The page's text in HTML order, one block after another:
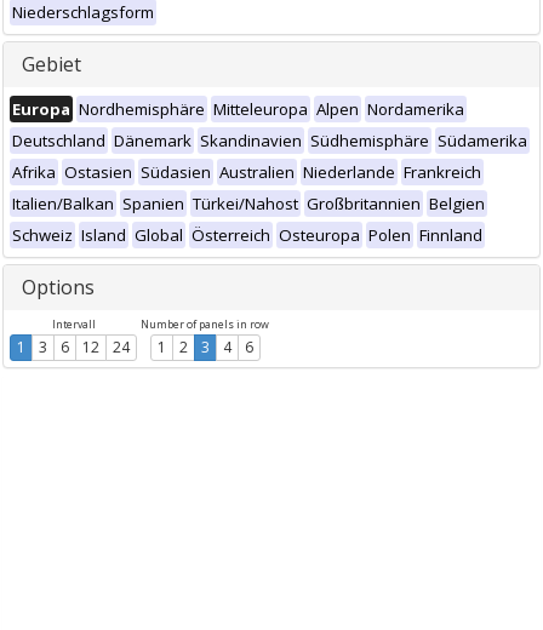
Niederschlagsform
Gebiet
Europa Nordhemisphäre Mitteleuropa Alpen Nordamerika
Deutschland Dänemark Skandinavien Südhemisphäre Südamerika
Afrika Ostasien Südasien Australien Niederlande Frankreich
Italien/Balkan Spanien Türkei/Nahost Großbritannien Belgien
Schweiz Island Global Österreich Osteuropa Polen Finnland
Options
Intervall
1 3 6 12 24
Number of panels in row
1 2 3 4 6